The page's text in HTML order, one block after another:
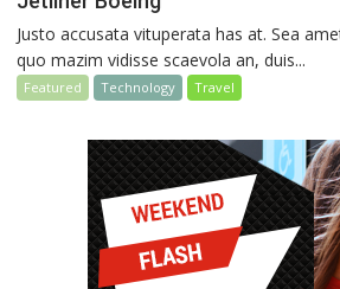
Justo accusata vituperata has at. Sea
quo mazim vidisse scaevola an, duis...
Featured Technology Travel